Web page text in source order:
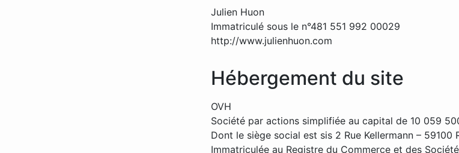
Julien Huon
Immatriculé sous le n°481 551 992 00029
http://www.julienhuon.com
Hébergement du site
OVH
Société par actions simplifiée au capital de 10 059
Dont le siège social est sis 2 Rue Kellermann – 59100
Immatriculée au Registre du Commerce et des